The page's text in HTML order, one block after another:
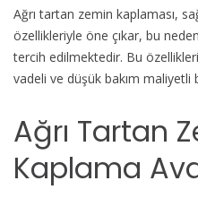
Ağrı tartan zemin kaplaması,
özellikleriyle öne çıkar, bu
tercih edilmektedir. Bu
vadeli ve düşük bakım maliyetli
Ağrı Tartan
Kaplama